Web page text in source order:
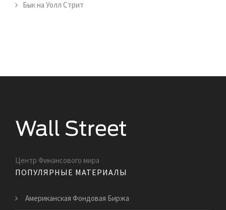
Бык на Уолл Стрит
Центр Финансового мира
ПОПУЛЯРНЫЕ МАТЕРИАЛЫ
Американская Фондовая Биржа